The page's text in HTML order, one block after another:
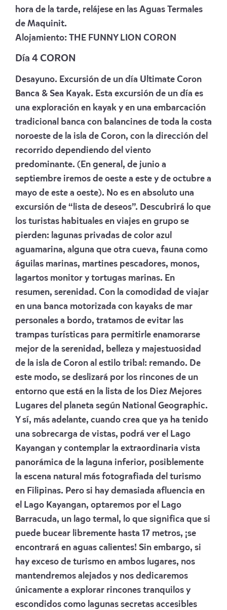
hora de la tarde, relájese en las Aguas Termales
de Maquinit.
Alojamiento:
THE FUNNY LION CORON
Día 4 CORON
Desayuno. Excursión de un día Ultimate Coron
Banca & Sea Kayak. Esta excursión de un día es
una exploración en kayak y en una embarcación
tradicional banca con balancines de toda la costa
noroeste de la isla de Coron, con la dirección del
recorrido dependiendo del viento
predominante. (En general, de junio a
septiembre iremos de oeste a este y de octubre a
mayo de este a oeste). No es en absoluto una
excursión de “lista de deseos”. Descubrirá lo que
los turistas habituales en viajes en grupo se
pierden: lagunas privadas de color azul
aguamarina, alguna que otra cueva, fauna como
águilas marinas, martines pescadores, monos,
lagartos monitor y tortugas marinas. En
resumen, serenidad. Con la comodidad de viajar
en una banca motorizada con kayaks de mar
personales a bordo, tratamos de evitar las
trampas turísticas para permitirle enamorarse
mejor de la serenidad, belleza y majestuosidad
de la isla de Coron al estilo tribal: remando. De
este modo, se deslizará por los rincones de un
entorno que está en la lista de los Diez Mejores
Lugares del planeta según National Geographic.
Y sí, más adelante, cuando crea que ya ha tenido
una sobrecarga de vistas, podrá ver el Lago
Kayangan y contemplar la extraordinaria vista
panorámica de la laguna inferior, posiblemente
la escena natural más fotografiada del turismo
en Filipinas. Pero si hay demasiada afluencia en
el Lago Kayangan, optaremos por el Lago
Barracuda, un lago termal, lo que significa que si
puede bucear libremente hasta 17 metros, ¡se
encontrará en aguas calientes! Sin embargo, si
hay exceso de turismo en ambos lugares, nos
mantendremos alejados y nos dedicaremos
únicamente a explorar rincones tranquilos y
escondidos como lagunas secretas accesibles